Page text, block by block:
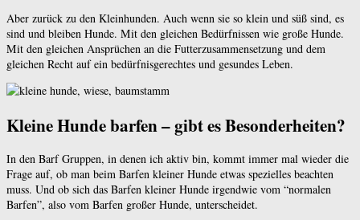
Aber zurück zu den Kleinhunden. Auch wenn sie so klein und süß sind, es
sind und bleiben Hunde. Mit den gleichen Bedürfnissen wie große Hunde.
Mit den gleichen Ansprüchen an die Futterzusammensetzung und dem
gleichen Recht auf ein bedürfnisgerechtes und gesundes Leben.
Kleine Hunde barfen – gibt es Besonderheiten?
In den Barf Gruppen, in denen ich aktiv bin, kommt immer mal wieder die
Frage auf, ob man beim Barfen kleiner Hunde etwas spezielles beachten
muss. Und ob sich das Barfen kleiner Hunde irgendwie vom “normalen
Barfen”, also vom Barfen großer Hunde, unterscheidet.